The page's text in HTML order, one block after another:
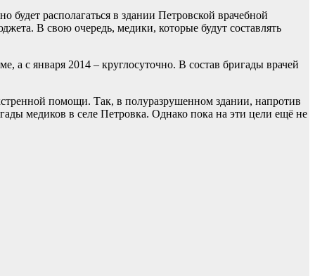
располагаться в здании Петровской врачебной
В свою очередь, медики, которые будут составлять
а с января 2014 – круглосуточно. В состав бригады врачей
помощи. Так, в полуразрушенном здании, напротив
медиков в селе Петровка. Однако пока на эти цели ещё не